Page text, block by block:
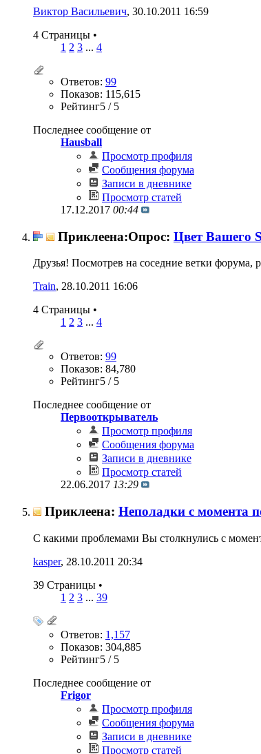
Виктор Васильевич‎, 30.10.2011 16:59
4 Страницы •
1 2 3 ... 4
Ответов: 99
Показов: 115,615
Рейтинг5 / 5
Последнее сообщение от
Hausball
Просмотр профиля
Сообщения форума
Записи в дневнике
Просмотр статей
17.12.2017 00:44
Приклеена:Опрос: Цвет Вашего
Друзья! Посмотрев на соседние ветки
Train‎, 28.10.2011 16:06
4 Страницы •
1 2 3 ... 4
Ответов: 99
Показов: 84,780
Рейтинг5 / 5
Последнее сообщение от
Первооткрыватель
Просмотр профиля
Сообщения форума
Записи в дневнике
Просмотр статей
22.06.2017 13:29
Приклеена: Неполадки с момента
С какими проблемами Вы столкнулись с
kasper‎, 28.10.2011 20:34
39 Страницы •
1 2 3 ... 39
Ответов: 1,157
Показов: 304,885
Рейтинг5 / 5
Последнее сообщение от
Frigor
Просмотр профиля
Сообщения форума
Записи в дневнике
Просмотр статей